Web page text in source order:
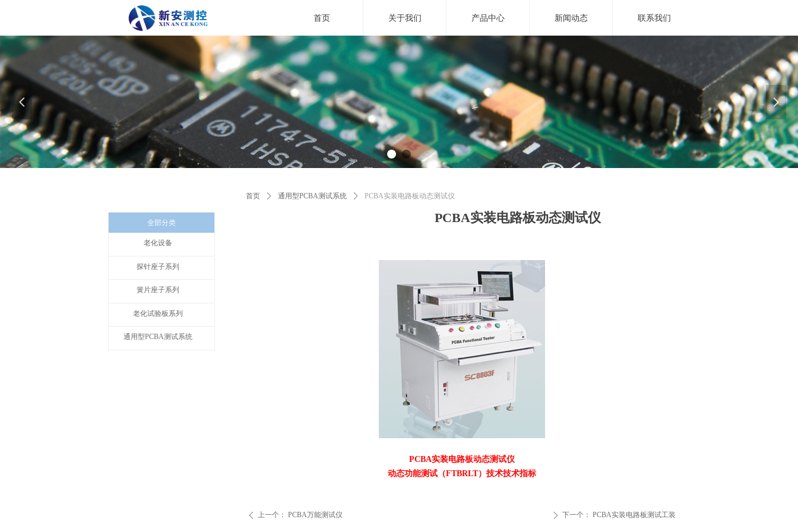
首页 关于我们 产品中心 新闻动态 联系我们
以科技引领未来 . . .
用智能感知世界！
넳 넲
首页 ꄲ 通用型PCBA测试系统 ꄲ PCBA实装电路板动态测试仪
PCBA实装电路板动态测试仪
ꄴ 上一个： PCBA万能测试仪 ꄲ 下一个： PCBA实装电路板测试工装
PCBA实装电路板动态测试仪
动态功能测试（FTBRLT）技术技术指标
全部分类
老化设备
探针座子系列
簧片座子系列
老化试验板系列
通用型PCBA测试系统